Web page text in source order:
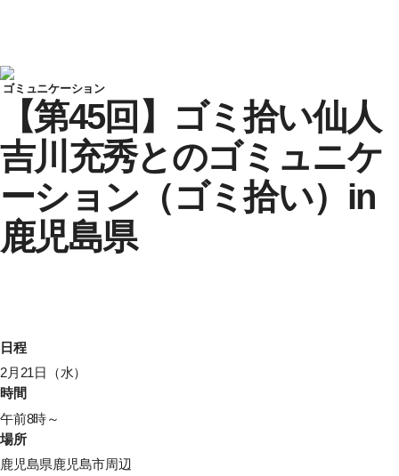
ゴミュニケーション
【第45回】ゴミ拾い仙人
吉川充秀とのゴミュニケ
ーション（ゴミ拾い）in
鹿児島県
日程
2月21日（水）
時間
午前8時～
場所
鹿児島県鹿児島市周辺